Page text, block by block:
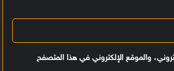
والموقع الإلكتروني في هذا المتصفح